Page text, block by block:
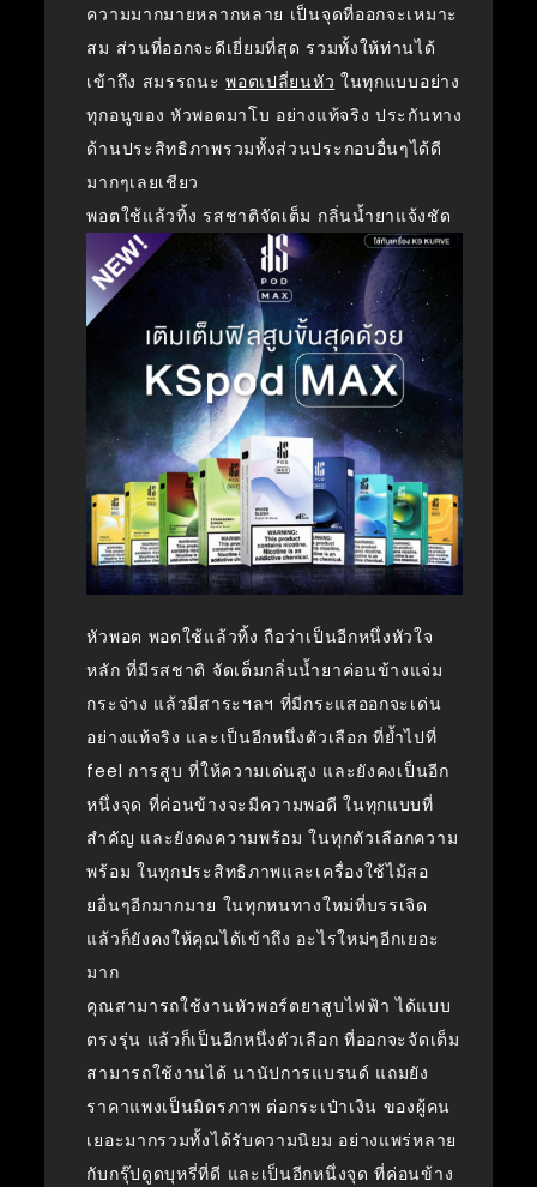
ความมากมายหลากหลาย เป็นจุดที่ออกจะเหมาะ
สม ส่วนที่ออกจะดีเยี่ยมที่สุด รวมทั้งให้ท่านได้
เข้าถึง สมรรถนะพอตเปลี่ยนหัว ในทุกแบบอย่าง
ทุกอนูของ หัวพอตมาโบ อย่างแท้จริง ประกันทาง
ด้านประสิทธิภาพรวมทั้งส่วนประกอบอื่นๆได้ดี
มากๆเลยเชียว
พอตใช้แล้วทิ้ง รสชาติจัดเต็ม กลิ่นน้ำยาแจ้งชัด
หัวพอต พอตใช้แล้วทิ้ง ถือว่าเป็นอีกหนึ่งหัวใจ
หลัก ที่มีรสชาติ จัดเต็มกลิ่นน้ำยาค่อนข้างแจ่ม
กระจ่าง แล้วมีสาระฯลฯ ที่มีกระแสออกจะเด่น
อย่างแท้จริง และเป็นอีกหนึ่งตัวเลือก ที่ย้ำไปที่
feel การสูบ ที่ให้ความเด่นสูง และยังคงเป็นอีก
หนึ่งจุด ที่ค่อนข้างจะมีความพอดี ในทุกแบบที่
สำคัญ และยังคงความพร้อม ในทุกตัวเลือกความ
พร้อม ในทุกประสิทธิภาพและเครื่องใช้ไม้สอ
ยอื่นๆอีกมากมาย ในทุกหนทางใหม่ที่บรรเจิด
แล้วก็ยังคงให้คุณได้เข้าถึง อะไรใหม่ๆอีกเยอะ
มาก
คุณสามารถใช้งานหัวพอร์ตยาสูบไฟฟ้า ได้แบบ
ตรงรุ่น แล้วก็เป็นอีกหนึ่งตัวเลือก ที่ออกจะจัดเต็ม
สามารถใช้งานได้ นานัปการแบรนด์ แถมยัง
ราคาแพงเป็นมิตรภาพ ต่อกระเป๋าเงิน ของผู้คน
เยอะมากรวมทั้งได้รับความนิยม อย่างแพร่หลาย
กับกรุ๊ปดูดบุหรี่ที่ดี และเป็นอีกหนึ่งจุด ที่ค่อนข้าง